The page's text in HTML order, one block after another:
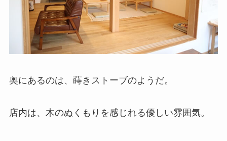
奥にあるのは、蒔きストーブのようだ。
店内は、木のぬくもりを感じれる優しい雰囲気。